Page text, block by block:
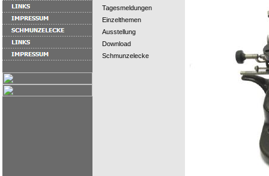
Tagesmeldungen
Einzelthemen
Ausstellung
Download
Schmunzelecke